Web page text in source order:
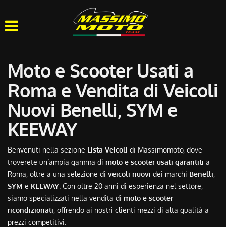
LISTA VEICOLI
OFFICINA
ACQUISTIAMO USATO
ASSISTENZA
Moto e Scooter Usati a
Roma e Vendita di Veicoli
Nuovi Benelli, SYM e
KEEWAY
Benvenuti nella sezione Lista Veicoli di Massimomoto, dove
troverete un’ampia gamma di moto e scooter usati garantiti a
Roma, oltre a una selezione di veicoli nuovi dei marchi Benelli,
SYM e KEEWAY . Con oltre 20 anni di esperienza nel settore,
siamo specializzati nella vendita di moto e scooter
ricondizionati, offrendo ai nostri clienti mezzi di alta qualità a
prezzi competitivi.